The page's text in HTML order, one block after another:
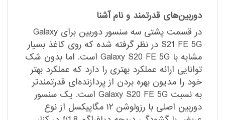
دوربین‌های قدرتمند و نام آشنا
در قسمت پشتی سه سنسور دوربین برای Galaxy
S21 FE 5G در نظر گرفته شده که روی کاغذ بسیار
مشابه با Galaxy S20 FE 5G است. اما بدون شک
توانایی ارائه عملکرد بهتری را دارد که عملکرد بهتر
خود را مدیون بهره بردن از پردازنده‌ای قدرتمند‌تر
به نسبت Galaxy S20 FE 5G است. یک سنسور
دوربین اصلی با رزولوشن ۱۲ مگاپیکسل از نوع